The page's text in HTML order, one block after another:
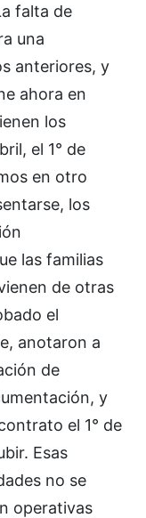
falta de
una
anteriores, y
ahora en
los
el 1° de
en otro
los
las familias
de otras
el
anotaron a
de
y
el 1° de
Esas
no se
operativas